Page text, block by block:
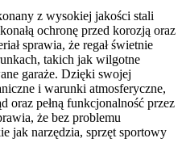
z wysokiej jakości stali
ochronę przed korozją oraz
sprawia, że regał świetnie
takich jak wilgotne
garaże. Dzięki swojej
i warunki atmosferyczne,
oraz pełną funkcjonalność przez
że bez problemu
jak narzędzia, sprzęt sportowy